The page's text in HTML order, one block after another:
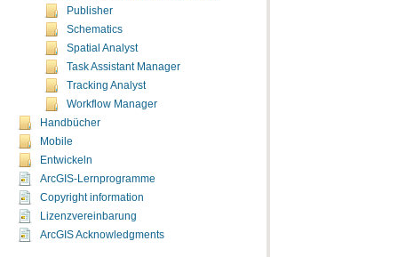
Publisher
Schematics
Spatial Analyst
Task Assistant Manager
Tracking Analyst
Workflow Manager
Handbücher
Mobile
Entwickeln
ArcGIS-Lernprogramme
Copyright information
Lizenzvereinbarung
ArcGIS Acknowledgments